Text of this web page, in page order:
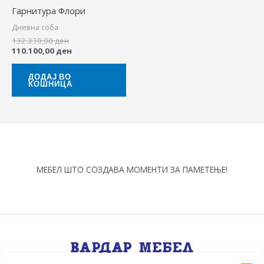
Гарнитура Флори
Дневна соба
132.330,00ден
110.100,00 ден
ДОДАЈ ВО
КОШНИЦА
МЕБЕЛ ШТО СОЗДАВА МОМЕНТИ ЗА ПАМЕТЕЊЕ!